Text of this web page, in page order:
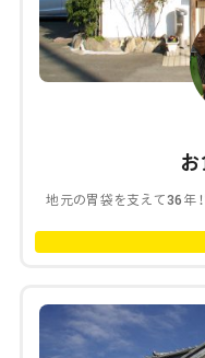
地元の胃袋を支えて36年